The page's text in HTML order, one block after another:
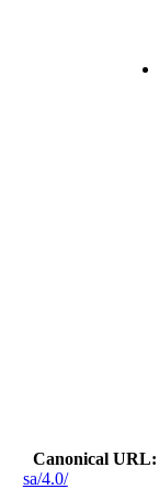
Canonical URL
sa/4.0/